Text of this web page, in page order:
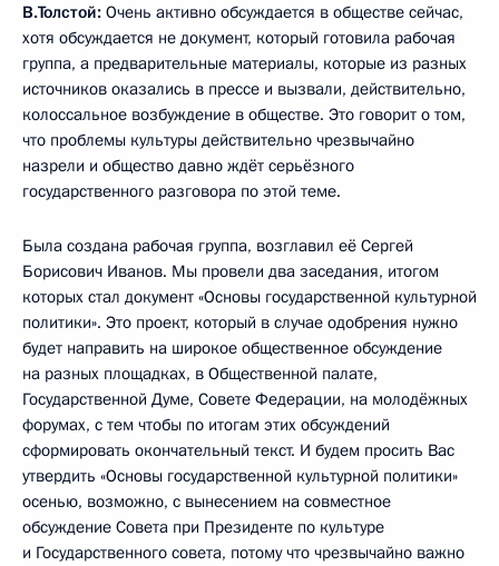
В.Толстой: Очень активно обсуждается в обществе сейчас,
хотя обсуждается не документ, который готовила рабочая
группа, а предварительные материалы, которые из разных
источников оказались в прессе и вызвали, действительно,
колоссальное возбуждение в обществе. Это говорит о том,
что проблемы культуры действительно чрезвычайно
назрели и общество давно ждёт серьёзного
государственного разговора по этой теме.
Была создана рабочая группа, возглавил её Сергей
Борисович Иванов. Мы провели два заседания, итогом
которых стал документ «Основы государственной культурной
политики». Это проект, который в случае одобрения нужно
будет направить на широкое общественное обсуждение
на разных площадках, в Общественной палате,
Государственной Думе, Совете Федерации, на молодёжных
форумах, с тем чтобы по итогам этих обсуждений
сформировать окончательный текст. И будем просить Вас
утвердить «Основы государственной культурной политики»
осенью, возможно, с вынесением на совместное
обсуждение Совета при Президенте по культуре
и Государственного совета, потому что чрезвычайно важно